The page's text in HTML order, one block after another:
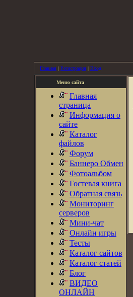
Главная | Регистрация | Вход
Меню сайта
Главная
страница
Информация о
сайте
Каталог
файлов
Форум
Баннеро Обмен
Фотоальбом
Гостевая книга
Обратная связь
Мониторинг
серверов
Мини-чат
Онлайн игры
Тесты
Каталог сайтов
Каталог статей
Блог
ВИДЕО
ОНЛАЙН